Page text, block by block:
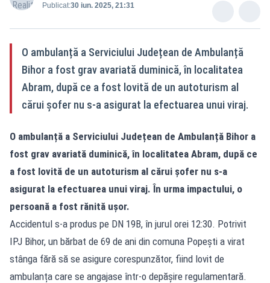
Publicat:30 iun. 2025, 21:31
O ambulanță a Serviciului Județean de Ambulanță
Bihor a fost grav avariată duminică, în localitatea
Abram, după ce a fost lovită de un autoturism al
cărui șofer nu s-a asigurat la efectuarea unui viraj.
O ambulanță a Serviciului Județean de Ambulanță Bihor a
fost grav avariată duminică, în localitatea Abram, după ce
a fost lovită de un autoturism al cărui șofer nu s-a
asigurat la efectuarea unui viraj. În urma impactului, o
persoană a fost rănită ușor.
Accidentul s-a produs pe DN 19B, în jurul orei 12:30. Potrivit
IPJ Bihor, un bărbat de 69 de ani din comuna Popești a virat
stânga fără să se asigure corespunzător, fiind lovit de
ambulanța care se angajase într-o depășire regulamentară.